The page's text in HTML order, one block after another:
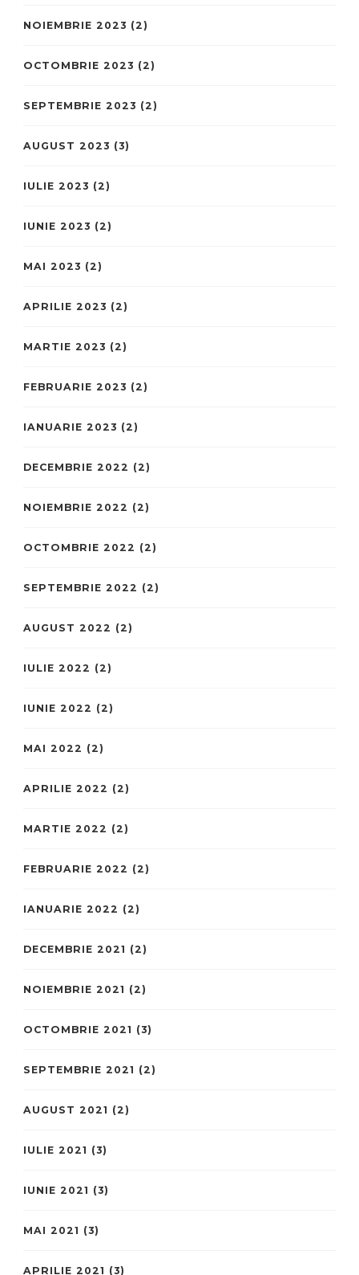
NOIEMBRIE 2023 (2)
OCTOMBRIE 2023 (2)
SEPTEMBRIE 2023 (2)
AUGUST 2023 (3)
IULIE 2023 (2)
IUNIE 2023 (2)
MAI 2023 (2)
APRILIE 2023 (2)
MARTIE 2023 (2)
FEBRUARIE 2023 (2)
IANUARIE 2023 (2)
DECEMBRIE 2022 (2)
NOIEMBRIE 2022 (2)
OCTOMBRIE 2022 (2)
SEPTEMBRIE 2022 (2)
AUGUST 2022 (2)
IULIE 2022 (2)
IUNIE 2022 (2)
MAI 2022 (2)
APRILIE 2022 (2)
MARTIE 2022 (2)
FEBRUARIE 2022 (2)
IANUARIE 2022 (2)
DECEMBRIE 2021 (2)
NOIEMBRIE 2021 (2)
OCTOMBRIE 2021 (3)
SEPTEMBRIE 2021 (2)
AUGUST 2021 (2)
IULIE 2021 (3)
IUNIE 2021 (3)
MAI 2021 (3)
APRILIE 2021 (3)